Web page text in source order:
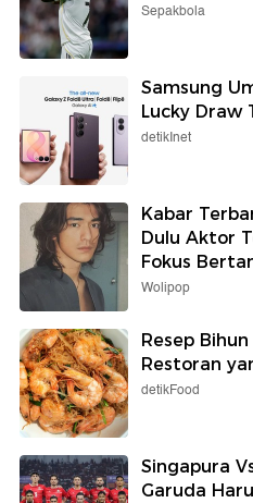
Sepakbola
Samsung
Lucky Draw
detikInet
Kabar
Dulu Aktor
Fokus
Wolipop
Resep
Restoran
detikFood
Singapura
Garuda